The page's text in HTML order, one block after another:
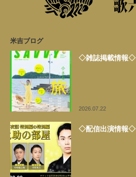
米吉ブログ
◇雑誌掲載情報◇
2026.07.22
◇配信出演情報◇